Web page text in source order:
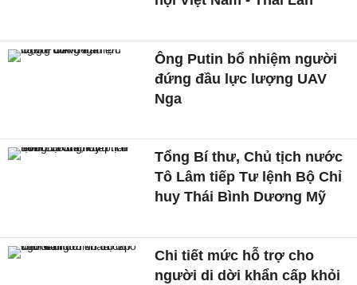
Ông Putin bổ nhiệm người
đứng đầu lực lượng UAV
Nga
Tổng Bí thư, Chủ tịch nước
Tô Lâm tiếp Tư lệnh Bộ Chỉ
huy Thái Bình Dương Mỹ
Chi tiết mức hỗ trợ cho
người di dời khẩn cấp khỏi